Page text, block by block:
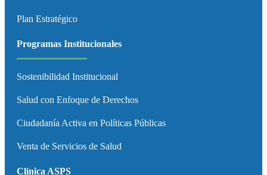
Plan Estratégico
Programas Institucionales
Sostenibilidad Institucional
Salud con Enfoque de Derechos
Ciudadanía Activa en Políticas Públicas
Venta de Servicios de Salud
Clínica ASPS